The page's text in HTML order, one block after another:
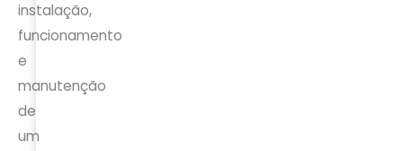
instalação,
funcionamento
e
manutenção
de
um